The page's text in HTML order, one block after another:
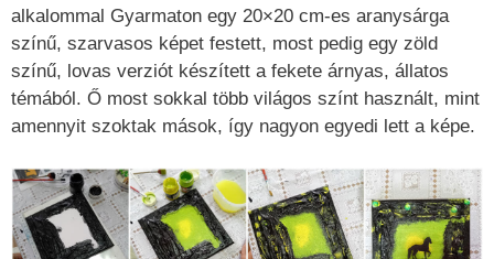
alkalommal Gyarmaton egy 20×20 cm-es aranysárga
színű, szarvasos képet festett, most pedig egy zöld
színű, lovas verziót készített a fekete árnyas, állatos
témából. Ő most sokkal több világos színt használt, mint
amennyit szoktak mások, így nagyon egyedi lett a képe.